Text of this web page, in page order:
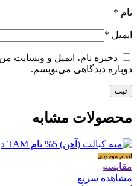
نام *
ایمیل *
ذخیره نام، ایمیل و وبسایت
دوباره دیدگاهی می‌نویسم.
محصولات مشابه
اتمام موجودی
مقایسه
مشاهده سریع